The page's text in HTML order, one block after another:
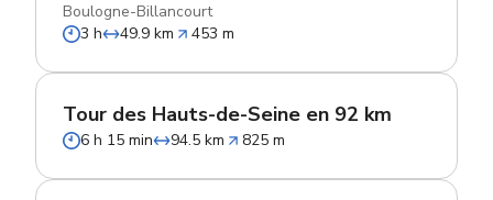
Boulogne-Billancourt
3 h
49.9 km 453 m
Tour des Hauts-de-Seine en 92 km
6 h 15 min 94.5 km 825 m